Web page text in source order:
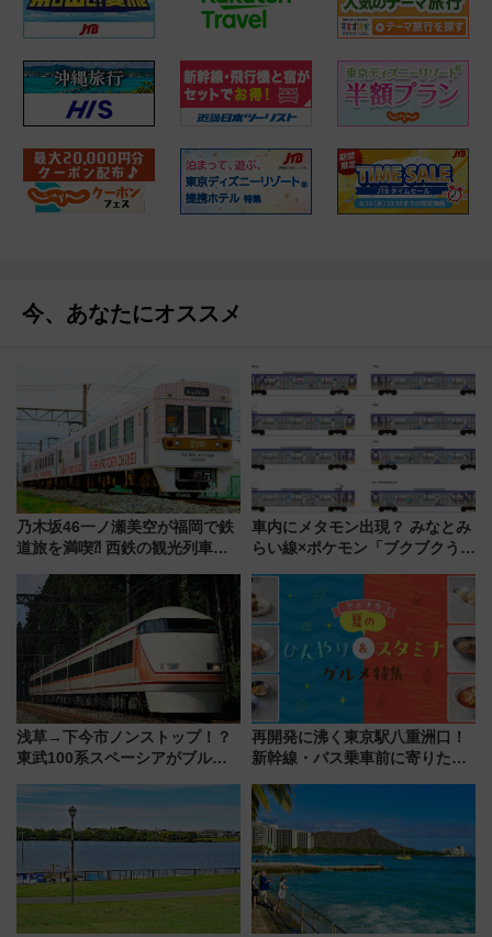
今、あなたにオススメ
乃木坂46一ノ瀬美空が福岡で鉄
道旅を満喫⁈ 西鉄の観光列車
CHIKUGO」で巡る福岡･太宰
府･柳川の旅！YouTubeが公開
に
車内にメタモン出現？ みなとみ
らい線×ポケモン「ブクブクうみ
行開始に！ この夏は直通列車で
横浜へ！
浅草→下今市ノンストップ！？
東武100系スペーシアがブルー
ー当時の停車駅」を再現 運転
時刻や特急券の買い方を紹介
再開発に沸く東京駅八重洲口！
新幹線・バス乗車前に寄りたい
やり＆スタミナグルメ」6選【新
店舗も！】